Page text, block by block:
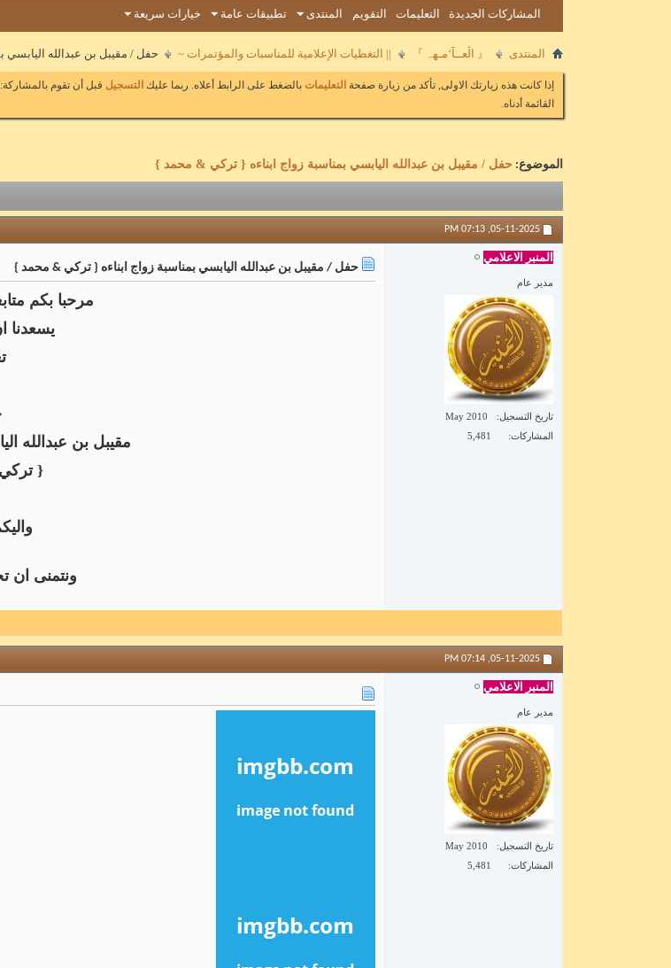
المشاركات الجديدة التعليمات التقويم المنتدى تطبيقات عامة خيارات سريعة
المنتدى 『 اڷعــآ‘مـهہ 』 || التغطيات الإعلامية للمناسبات والمؤتمرات ~ حفل / مقيبل بن عبدالله اليابسي
إذا كانت هذه زيارتك الاولى, تأكد من زيارة صفحة التعليمات بالضغط على الرابط أعلاه. ربما عليك التسجيل قبل أن تقوم
القائمة أدناه.
الموضوع: حفل / مقيبل بن عبدالله اليابسي بمناسبة زواج ابناءه { تركي & محمد }
05-11-2025,
07:13 PM
المنبر الاعلامي
مدير عام
تاريخ التسجيل
May 2010
المشاركات
5,481
حفل / مقيبل بن عبدالله اليابسي بمناسبة زواج ابناءه { تركي & محمد }
مرحبا بكم
يسعدنا
مقيبل بن عبدالله
{
ونتمنى ان
05-11-2025,
07:14 PM
المنبر الاعلامي
مدير عام
تاريخ التسجيل
May 2010
المشاركات
5,481